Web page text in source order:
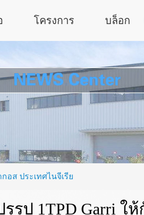
โครงการ บล็อก
อส ประเทศไนจีเรีย
รูป 1TPD Garri ใ